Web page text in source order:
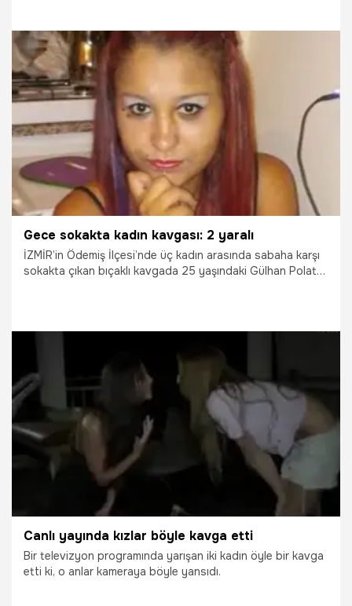
8.05.2016 Yaşam
Gece sokakta kadın kavgası: 2 yaralı
İZMİR’in Ödemiş İlçesi’nde üç kadın arasında sabaha karşı
sokakta çıkan bıçaklı kavgada 25 yaşındaki Gülhan Polater
14.11.2015 Yaşam
Canlı yayında kızlar böyle kavga etti
Bir televizyon programında yarışan iki kadın öyle bir kavga
etti ki, o anlar kameraya böyle yansıdı.